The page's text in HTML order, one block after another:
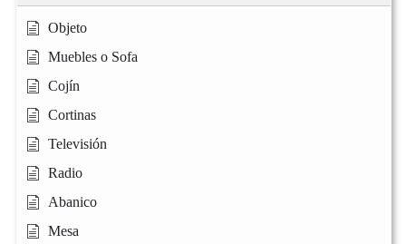
Objeto
Muebles o Sofa
Cojín
Cortinas
Televisión
Radio
Abanico
Mesa